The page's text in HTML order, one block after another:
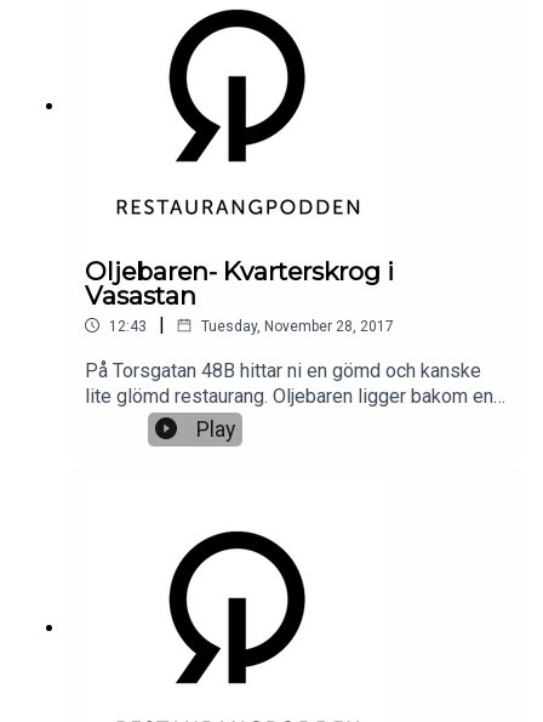
Oljebaren- Kvarterskrog i
Vasastan
12:43 | Tuesday, November 28, 2017
På Torsgatan 48B hittar ni en gömd och kanske
lite glömd restaurang. Oljebaren ligger bakom en
busshållplats och kanske inte det första man
tänker på när man ska välja restaurang. Men om
Play